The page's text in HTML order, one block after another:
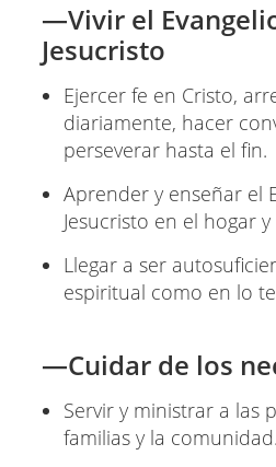
—Vivir el
Jesucristo
Ejercer fe en Cristo,
diariamente, hacer
perseverar hasta el fin.
Aprender y enseñar el
Jesucristo en el hogar
Llegar a ser
espiritual como en lo
—Cuidar de los
Servir y ministrar a las
familias y la comunidad.